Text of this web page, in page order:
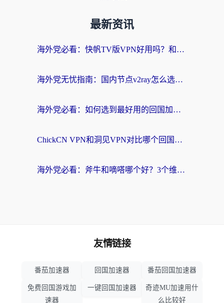
最新资讯
海外党必看：快帆TV版VPN好用吗？和快游VPN对比哪个回国效果更好？附实用避坑指南
海外党无忧指南：国内节点v2ray怎么选？一键回国VPN+多场景实测帮你避坑
海外党必看：如何选到最好用的回国加速器？从节点到售后的全维度指南
ChickCN VPN和洞见VPN对比哪个回国效果更好？海外党亲测3款加速器+避坑指南
海外党必看：斧牛和嘀嗒哪个好？3个维度教你选对回国加速器
友情链接
番茄加速器 回国加速器 番茄回国加速器
免费回国游戏加
速器
一键回国加速器
奇迹MU加速用什
么比较好